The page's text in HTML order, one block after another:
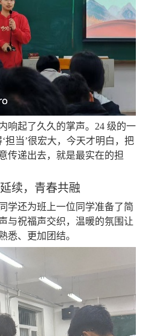
响起了久久的掌声。24 级的一
担当’很宏大，今天才明白，把
传递出去，就是最实在的担
续，青春共融
学还为班上一位同学准备了简
与祝福声交织，温暖的氛围让
悉、更加团结。